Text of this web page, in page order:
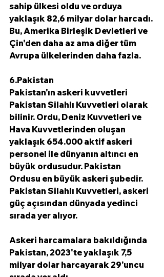
sahip ülkesi oldu ve orduya
yaklaşık 82,6 milyar dolar harcadı.
Bu, Amerika Birleşik Devletleri ve
Çin'den daha az ama diğer tüm
Avrupa ülkelerinden daha fazla.
6.Pakistan
Pakistan'ın askeri kuvvetleri
Pakistan Silahlı Kuvvetleri olarak
bilinir. Ordu, Deniz Kuvvetleri ve
Hava Kuvvetlerinden oluşan
yaklaşık 654.000 aktif askeri
personel ile dünyanın altıncı en
büyük ordusudur. Pakistan
Ordusu en büyük askeri şubedir.
Pakistan Silahlı Kuvvetleri, askeri
güç açısından dünyada yedinci
sırada yer alıyor.
Askeri harcamalara bakıldığında
Pakistan, 2023'te yaklaşık 7,5
milyar dolar harcayarak 29'uncu